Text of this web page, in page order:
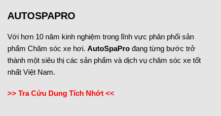
AUTOSPAPRO
Với hơn 10 năm kinh nghiệm trong lĩnh vực phân phối sản
phẩm Chăm sóc xe hơi. AutoSpaPro đang từng bước trở
thành một siêu thị các sản phẩm và dịch vụ chăm sóc xe tốt
nhất Việt Nam.
>> Tra Cứu Dung Tích Nhớt <<